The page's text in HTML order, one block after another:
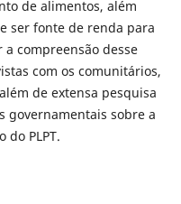
de alimentos, além
ser fonte de renda para
compreensão desse
com os comunitários,
de extensa pesquisa
governamentais sobre a
do PLPT.